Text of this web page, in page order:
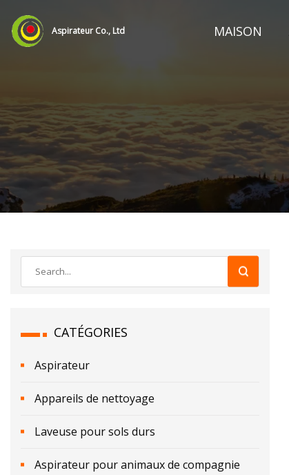
Aspirateur Co., Ltd MAISON
CATÉGORIES
Aspirateur
Appareils de nettoyage
Laveuse pour sols durs
Aspirateur pour animaux de compagnie